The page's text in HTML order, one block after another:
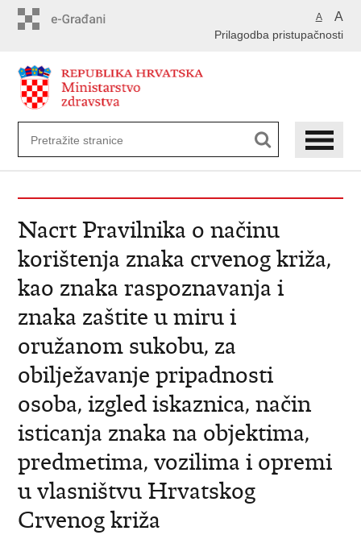
A A
Prilagodba pristupačnosti
Nacrt Pravilnika o načinu
korištenja znaka crvenog križa,
kao znaka raspoznavanja i
znaka zaštite u miru i
oružanom sukobu, za
obilježavanje pripadnosti
osoba, izgled iskaznica, način
isticanja znaka na objektima,
predmetima, vozilima i opremi
u vlasništvu Hrvatskog
Crvenog križa